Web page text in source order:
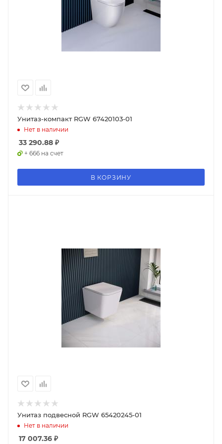
Унитаз-компакт RGW 67420103-01
Нет в наличии
33 290.88 ₽
+ 666 на счет
В КОРЗИНУ
Унитаз подвесной RGW 65420245-01
Нет в наличии
17 007.36 ₽